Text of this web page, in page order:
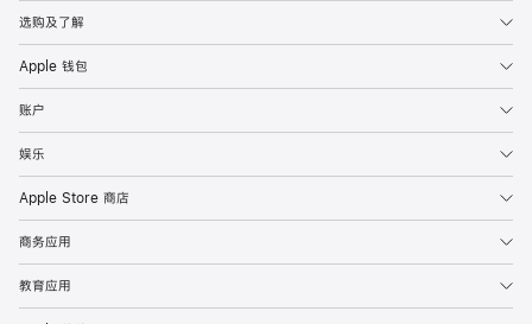
选购及了解
Apple 钱包
账户
娱乐
Apple Store 商店
商务应用
教育应用